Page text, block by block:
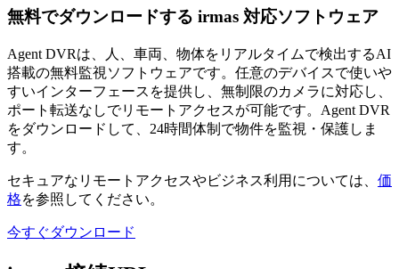
無料でダウンロードする irmas 対応ソフトウェア
Agent DVRは、人、車両、物体をリアルタイムで検出するAI
搭載の無料監視ソフトウェアです。任意のデバイスで使いや
すいインターフェースを提供し、無制限のカメラに対応し、
ポート転送なしでリモートアクセスが可能です。Agent DVR
をダウンロードして、24時間体制で物件を監視・保護しま
す。
セキュアなリモートアクセスやビジネス利用については、 価
格を参照してください。
今すぐダウンロード